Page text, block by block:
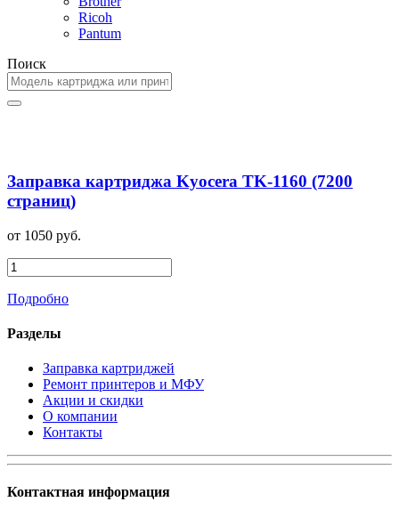
Ricoh
Pantum
Поиск
Заправка картриджа Kyocera TK-1160 (7200
страниц)
от 1050 руб.
Подробно
Разделы
Заправка картриджей
Ремонт принтеров и МФУ
Акции и скидки
О компании
Контакты
Контактная информация